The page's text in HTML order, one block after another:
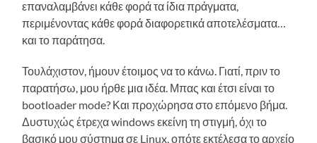
επαναλαμβάνει κάθε φορά τα ίδια πράγματα,
περιμένοντας κάθε φορά διαφορετικά αποτελέσματα…
και το παράτησα.
Τουλάχιστον, ήμουν έτοιμος να το κάνω. Γιατί, πριν το
παρατήσω, μου ήρθε μια ιδέα. Μπας και έτσι είναι το
bootloader mode? Και προχώρησα στο επόμενο βήμα.
Δυστυχώς έτρεχα windows εκείνη τη στιγμή, όχι το
βασικό μου σύστημα σε Linux, οπότε εκτέλεσα το αρχείο